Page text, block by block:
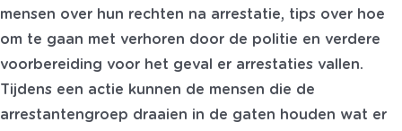
mensen over hun rechten na arrestatie, tips over hoe
om te gaan met verhoren door de politie en verdere
voorbereiding voor het geval er arrestaties vallen.
Tijdens een actie kunnen de mensen die de
arrestantengroep draaien in de gaten houden wat er